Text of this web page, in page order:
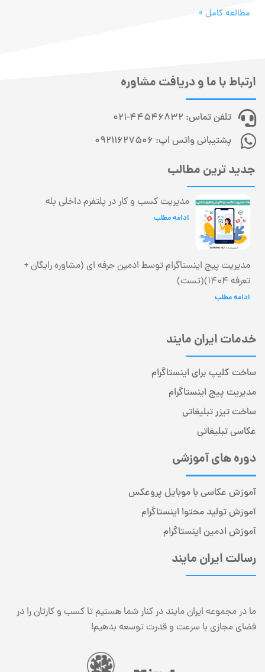
مطالعه کامل »
ارتباط با ما و دریافت مشاوره
تلفن تماس: 44546832-021
پشتیبانی واتس اپ: 09211627506
جدید ترین مطالب
مدیریت کسب و کار در پلتفرم داخلی بله
ادامه مطلب
مدیریت پیج اینستاگرام توسط ادمین حرفه ای (مشاوره رایگان +
تعرفه 1404)(تست)
ادامه مطلب
خدمات ایران مایند
ساخت کلیپ برای اینستاگرام
مدیریت پیج اینستاگرام
ساخت تیزر تبلیغاتی
عکاسی تبلیغاتی
دوره های آموزشی
آموزش عکاسی با موبایل پروعکس
آموزش تولید محتوا اینستاگرام
آموزش ادمین اینستاگرام
رسالت ایران مایند
ما در مجموعه ایران مایند در کنار شما هستیم تا کسب و کارتان را در
فضای مجازی با سرعت و قدرت توسعه بدهیم!